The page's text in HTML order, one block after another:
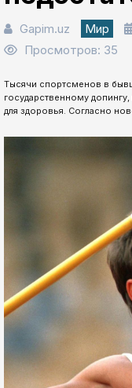
Gapim.uz Мир
Просмотров: 35
Тысячи спортсменов в
государственному
для здоровья. Согласно